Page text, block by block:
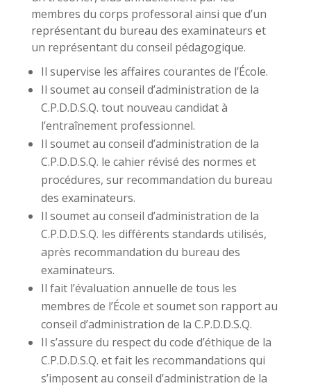
membres du corps professoral ainsi que d’un
représentant du bureau des examinateurs et
un représentant du conseil pédagogique.
Il supervise les affaires courantes de l’École.
Il soumet au conseil d’administration de la
C.P.D.D.S.Q. tout nouveau candidat à
l’entraînement professionnel.
Il soumet au conseil d’administration de la
C.P.D.D.S.Q. le cahier révisé des normes et
procédures, sur recommandation du bureau
des examinateurs.
Il soumet au conseil d’administration de la
C.P.D.D.S.Q. les différents standards utilisés,
après recommandation du bureau des
examinateurs.
Il fait l’évaluation annuelle de tous les
membres de l’École et soumet son rapport au
conseil d’administration de la C.P.D.D.S.Q.
Il s’assure du respect du code d’éthique de la
C.P.D.D.S.Q. et fait les recommandations qui
s’imposent au conseil d’administration de la